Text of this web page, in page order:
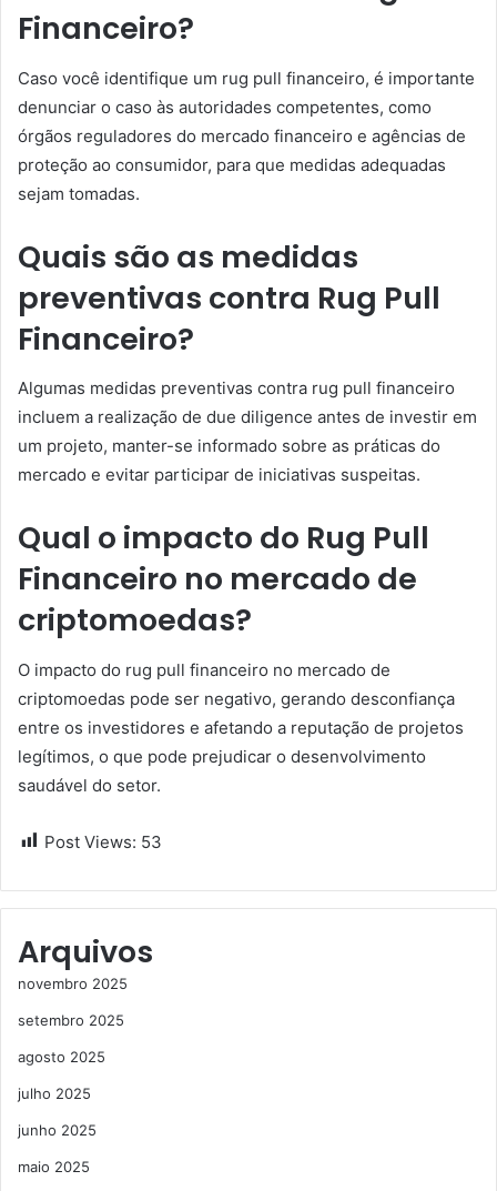
Financeiro?
Caso você identifique um rug pull financeiro, é importante
denunciar o caso às autoridades competentes, como
órgãos reguladores do mercado financeiro e agências de
proteção ao consumidor, para que medidas adequadas
sejam tomadas.
Quais são as medidas
preventivas contra Rug Pull
Financeiro?
Algumas medidas preventivas contra rug pull financeiro
incluem a realização de due diligence antes de investir em
um projeto, manter-se informado sobre as práticas do
mercado e evitar participar de iniciativas suspeitas.
Qual o impacto do Rug Pull
Financeiro no mercado de
criptomoedas?
O impacto do rug pull financeiro no mercado de
criptomoedas pode ser negativo, gerando desconfiança
entre os investidores e afetando a reputação de projetos
legítimos, o que pode prejudicar o desenvolvimento
saudável do setor.
Post Views: 53
Arquivos
novembro 2025
setembro 2025
agosto 2025
julho 2025
junho 2025
maio 2025